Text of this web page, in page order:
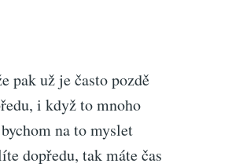
pak už je často pozdě
i když to mnoho
na to myslet
dopředu, tak máte čas